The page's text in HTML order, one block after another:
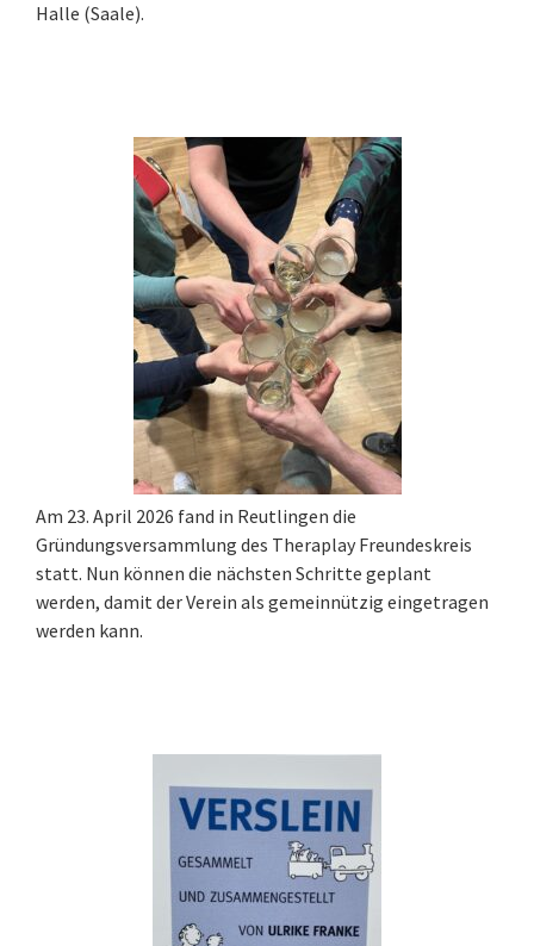
Halle (Saale).
Am 23. April 2026 fand in Reutlingen die
Gründungsversammlung des Theraplay Freundeskreis
statt. Nun können die nächsten Schritte geplant
werden, damit der Verein als gemeinnützig eingetragen
werden kann.